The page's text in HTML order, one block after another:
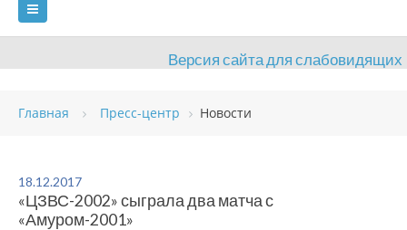
Версия сайта для слабовидящих
ГЛАВНАЯ
ВИДЫ СПОРТА
ОБЪЕКТЫ ДОКУМЕНТЫ
Главная Пресс-центр Новости
18.12.2017
«ЦЗВС-2002» сыграла два матча с
«Амуром-2001»